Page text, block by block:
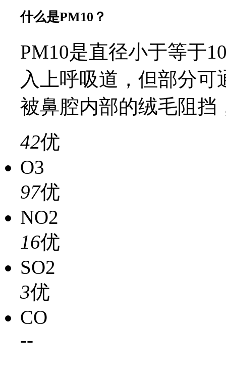
什么是PM10？
PM10是直径小于等于
入上呼吸道，但部分
被鼻腔内部的绒毛阻挡
42优
O3
97优
NO2
16优
SO2
3优
CO
--